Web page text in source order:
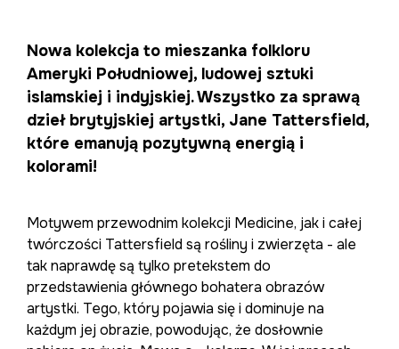
Nowa kolekcja to mieszanka folkloru
Ameryki Południowej, ludowej sztuki
islamskiej i indyjskiej. Wszystko za sprawą
dzieł brytyjskiej artystki, Jane Tattersfield,
które emanują pozytywną energią i
kolorami!
Motywem przewodnim kolekcji Medicine, jak i całej
twórczości Tattersfield są rośliny i zwierzęta - ale
tak naprawdę są tylko pretekstem do
przedstawienia głównego bohatera obrazów
artystki. Tego, który pojawia się i dominuje na
każdym jej obrazie, powodując, że dosłownie